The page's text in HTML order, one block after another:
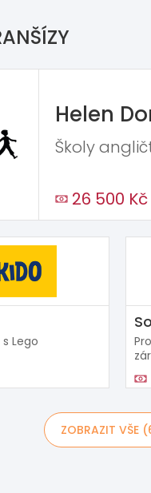
Helen
Školy
26 500 Kč
Lego
ZOBRAZIT VŠE